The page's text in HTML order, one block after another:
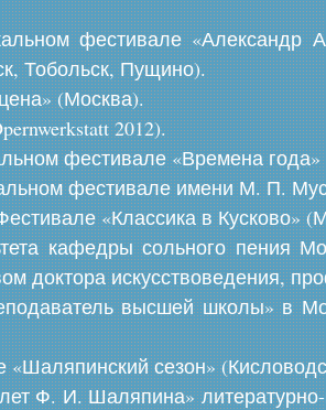
фестивале «Александр
Тобольск, Пущино).
(Москва).
2012).
фестивале «Времена
фестивале имени М. П.
«Классика в Кусково»
кафедры сольного пения
доктора искусствоведения,
высшей школы» в
«Шаляпинский сезон»
Ф. И. Шаляпина»